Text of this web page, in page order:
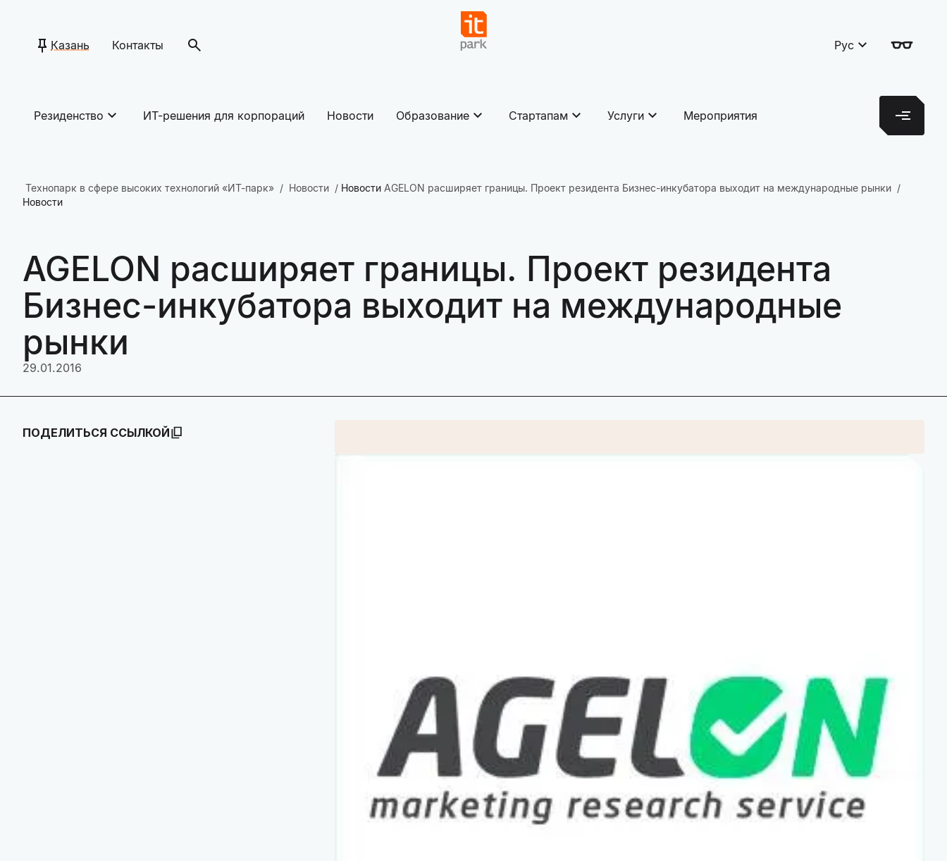
Казань Контакты Рус
Резиденство ИТ-решения для корпораций Новости Образование Стартапам Услуги Мероприятия
Технопарк в сфере высоких технологий «ИТ-парк» Новости Новости AGELON расширяет границы. Проект резидента Бизнес-инкубатора выходит на международные рынки
Новости
AGELON расширяет границы. Проект резидента
Бизнес-инкубатора выходит на международные
рынки
29.01.2016
ПОДЕЛИТЬСЯ ССЫЛКОЙ